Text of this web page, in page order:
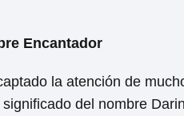
Encantador
la atención de
del nombre